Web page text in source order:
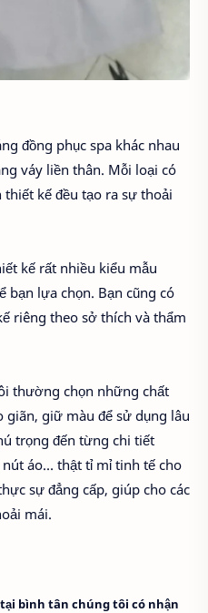
đồng phục spa khác nhau
váy liền thân. Mỗi loại có
kế đều tạo ra sự thoải
kế rất nhiều kiểu mẫu
bạn lựa chọn. Bạn cũng có
riêng theo sở thích và thẩm
thường chọn những chất
giãn, giữ màu để sử dụng lâu
trọng đến từng chi tiết
áo… thật tỉ mỉ tinh tế cho
sự đẳng cấp, giúp cho các
mái.
tại bình tân chúng tôi có nhận